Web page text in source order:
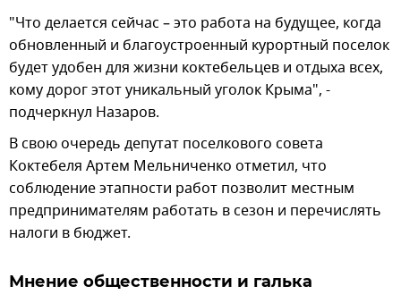
"Что делается сейчас – это работа на будущее, когда
обновленный и благоустроенный курортный поселок
будет удобен для жизни коктебельцев и отдыха всех,
кому дорог этот уникальный уголок Крыма", -
подчеркнул Назаров.
В свою очередь депутат поселкового совета
Коктебеля Артем Мельниченко отметил, что
соблюдение этапности работ позволит местным
предпринимателям работать в сезон и перечислять
налоги в бюджет.
Мнение общественности и галька